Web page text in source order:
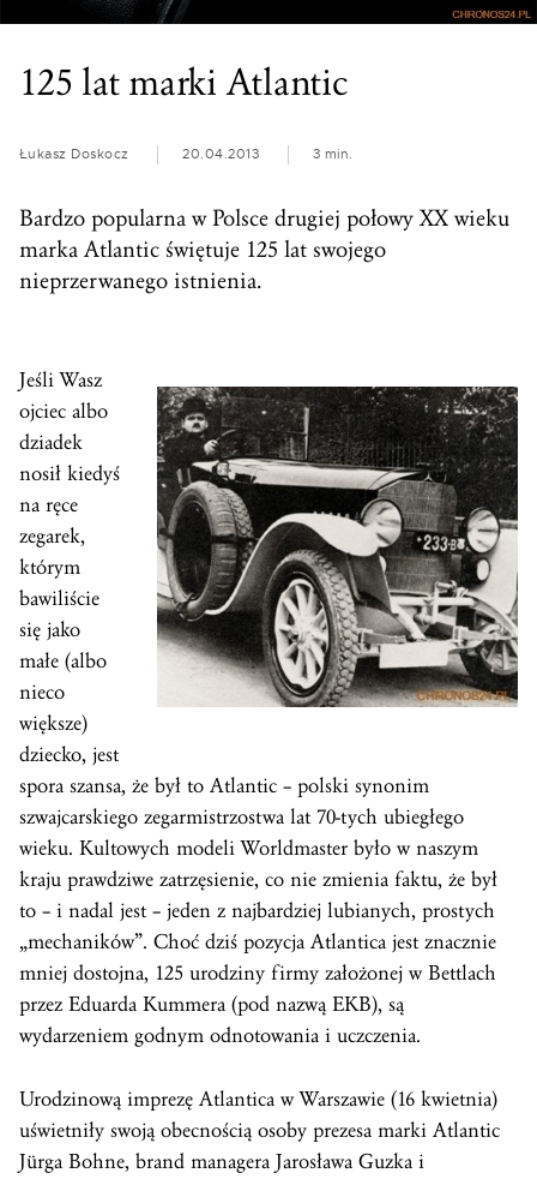
125 lat marki Atlantic
Łukasz Doskocz 20.04.2013 3 min.
Bardzo popularna w Polsce drugiej połowy XX wieku
marka Atlantic świętuje 125 lat swojego
nieprzerwanego istnienia.
Jeśli Wasz
ojciec albo
dziadek
nosił kiedyś
na ręce
zegarek,
którym
bawiliście
się jako
małe (albo
nieco
większe)
dziecko, jest
spora szansa, że był to Atlantic – polski synonim
szwajcarskiego zegarmistrzostwa lat 70-tych ubiegłego
wieku. Kultowych modeli Worldmaster było w naszym
kraju prawdziwe zatrzęsienie, co nie zmienia faktu, że był
to – i nadal jest – jeden z najbardziej lubianych, prostych
„mechaników”. Choć dziś pozycja Atlantica jest znacznie
mniej dostojna, 125 urodziny firmy założonej w Bettlach
przez Eduarda Kummera (pod nazwą EKB), są
wydarzeniem godnym odnotowania i uczczenia.
Urodzinową imprezę Atlantica w Warszawie (16 kwietnia)
uświetniły swoją obecnością osoby prezesa marki Atlantic
Jürga Bohne, brand managera Jarosława Guzka i